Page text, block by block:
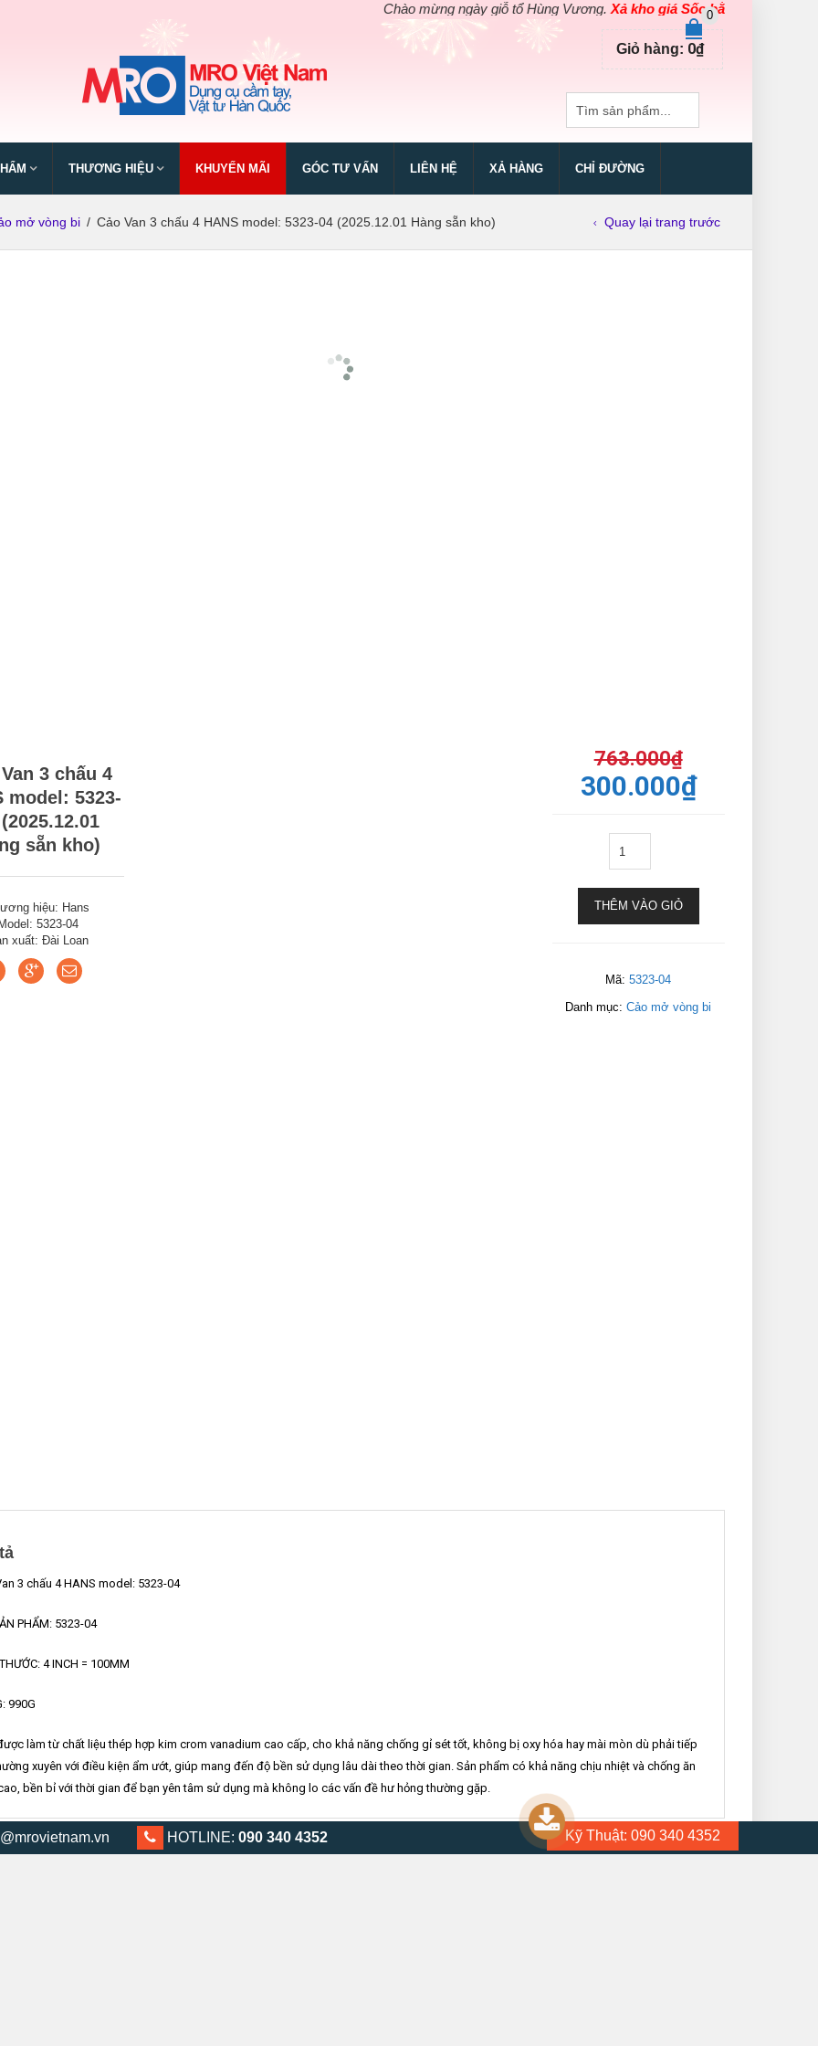
Chào mừng ngày giỗ tổ Hùng Vương.Xả kho giá Sốc bằng giá Gốc
0
Giỏ hàng: 0₫
THƯƠNG HIỆU KHUYẾN MÃI GÓC TƯ VẤN LIÊN HỆ XẢ HÀNG CHỈ ĐƯỜNG
mở vòng bi / Cảo Van 3 chấu 4 HANS model: 5323-04 (2025.12.01 Hàng sẵn kho) Quay lại trang trước
3 chấu 4
model: 5323-
sẵn kho)
hiệu: Hans
Model: 5323-04
xuất: Đài Loan
763.000₫
300.000₫
THÊM VÀO GIỎ
Mã:5323-04
Danh mục:Cảo mở vòng bi
3 chấu 4 HANS model: 5323-04
PHẨM: 5323-04
4 INCH = 100MM
990G
làm từ chất liệu thép hợp kim crom vanadium cao cấp, cho khả năng chống gỉ sét tốt, không bị oxy hóa hay mài mòn dù phải tiếp
xuyên với điều kiện ẩm ướt, giúp mang đến độ bền sử dụng lâu dài theo thời gian. Sản phẩm có khả năng chịu nhiệt và chống ăn
bền bỉ với thời gian để bạn yên tâm sử dụng mà không lo các vấn đề hư hỏng thường gặp.
HOTLINE: 090 340 4352 Kỹ Thuật: 090 340 4352
0903 404 352